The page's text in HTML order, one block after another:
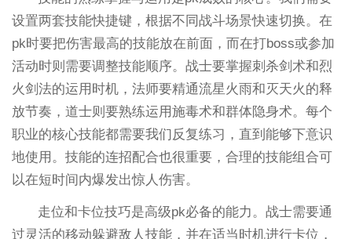
设置两套技能快捷键，根据不同战斗场景快速切换。在
pk时要把伤害最高的技能放在前面，而在打boss或参加
活动时则需要调整技能顺序。战士要掌握刺杀剑术和烈
火剑法的运用时机，法师要精通流星火雨和灭天火的释
放节奏，道士则要熟练运用施毒术和群体隐身术。每个
职业的核心技能都需要我们反复练习，直到能够下意识
地使用。技能的连招配合也很重要，合理的技能组合可
以在短时间内爆发出惊人伤害。
走位和卡位技巧是高级pk必备的能力。战士需要通
过灵活的移动躲避敌人技能，并在适当时机进行卡位，